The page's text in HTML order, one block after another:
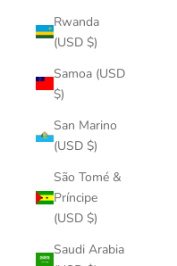
Rwanda
(USD $)
Samoa (USD
$)
San Marino
(USD $)
São Tomé &
Príncipe
(USD $)
Saudi Arabia